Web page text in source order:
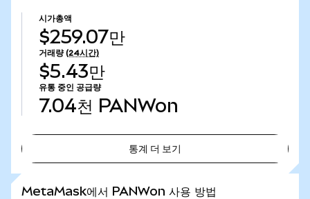
시가총액
$259.07만
거래량 (24시간)
$5.43만
유통 중인 공급량
7.04천 PANWon
통계 더 보기
MetaMask에서 PANWon 사용 방법